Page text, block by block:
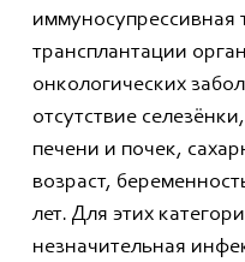
иммуносупрессивная
трансплантации
онкологических
отсутствие
печени и почек,
возраст,
лет. Для этих
незначительная